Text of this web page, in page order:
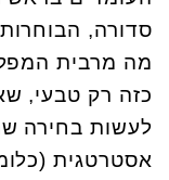
סדורה,
מה מרבית
כזה רק טבעי,
לעשות בחירה
אסטרטגית